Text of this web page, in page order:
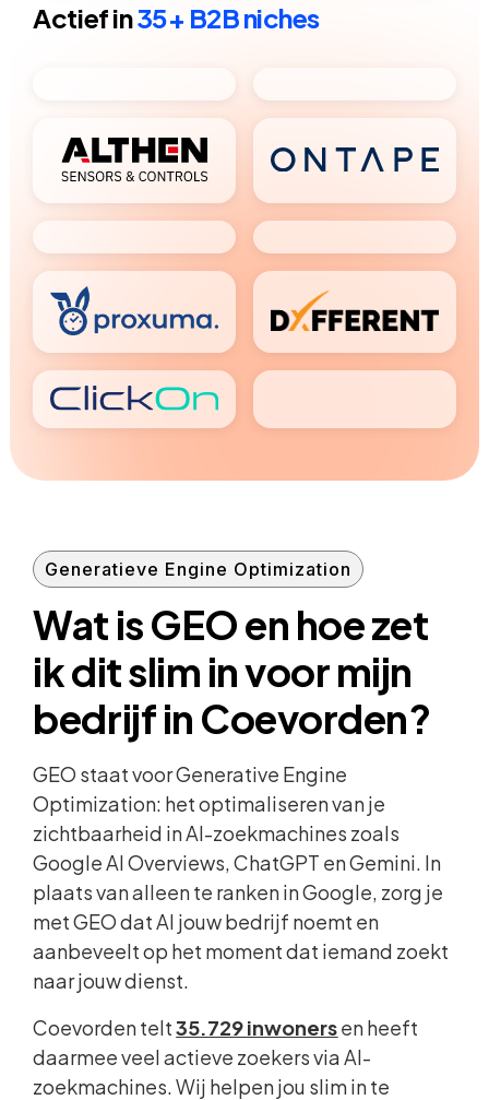
Actief in35+ B2B niches
Generatieve Engine Optimization
Wat is GEO en hoe zet
ik dit slim in voor mijn
bedrijf in Coevorden?
GEO staat voor Generative Engine
Optimization: het optimaliseren van je
zichtbaarheid in AI-zoekmachines zoals
Google AI Overviews, ChatGPT en Gemini. In
plaats van alleen te ranken in Google, zorg je
met GEO dat AI jouw bedrijf noemt en
aanbeveelt op het moment dat iemand zoekt
naar jouw dienst.
Coevorden telt35.729 inwonersen heeft
daarmee veel actieve zoekers via AI-
zoekmachines. Wij helpen jou slim in te